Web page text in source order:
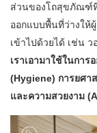
ส่วนของโถสุขภัณฑ์
ออกแบบพื้นที่ว่างให้
เข้าไปด้วยได้ เช่น
เราเอามาใช้ในกา
(Hygiene) การยศ
และความสวยงาม